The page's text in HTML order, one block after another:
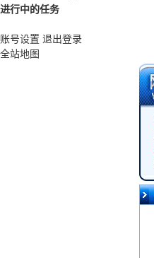
进行中的任务
账号设置 退出登录
全站地图